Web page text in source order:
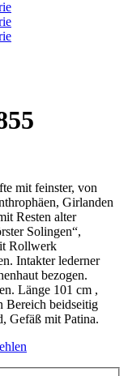
mit feinster, von
Girlanden
Resten alter
Solingen“,
Rollwerk
Intakter lederner
bezogen.
Länge 101 cm ,
Bereich beidseitig
Gefäß mit Patina.